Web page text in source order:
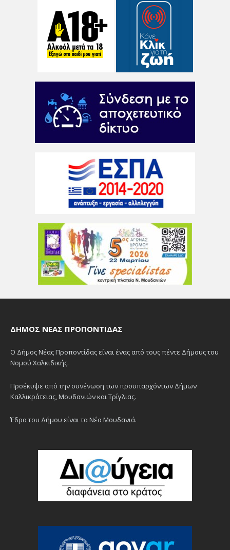
ΔΉΜΟΣ ΝΈΑΣ ΠΡΟΠΟΝΤΊΔΑΣ
Ο Δήμος Νέας Προποντίδας είναι ένας από τους πέντε Δήμους του
Νομού Χαλκιδικής.
Προέκυψε από την συνένωση των προϋπαρχόντων Δήμων
Καλλικράτειας, Μουδανιών και Τρίγλιας.
Έδρα του Δήμου είναι τα Νέα Μουδανιά.